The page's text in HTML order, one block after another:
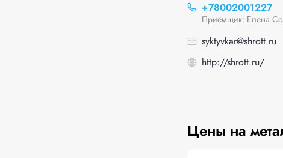
+78002001227
Приёмщик: Елена
syktyvkar@shrott.ru
http://shrott.ru/
Цены на